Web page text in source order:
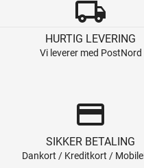
local_shipping
HURTIG LEVERING
Vi leverer med PostNord
credit_card
SIKKER BETALING
Dankort / Kreditkort /